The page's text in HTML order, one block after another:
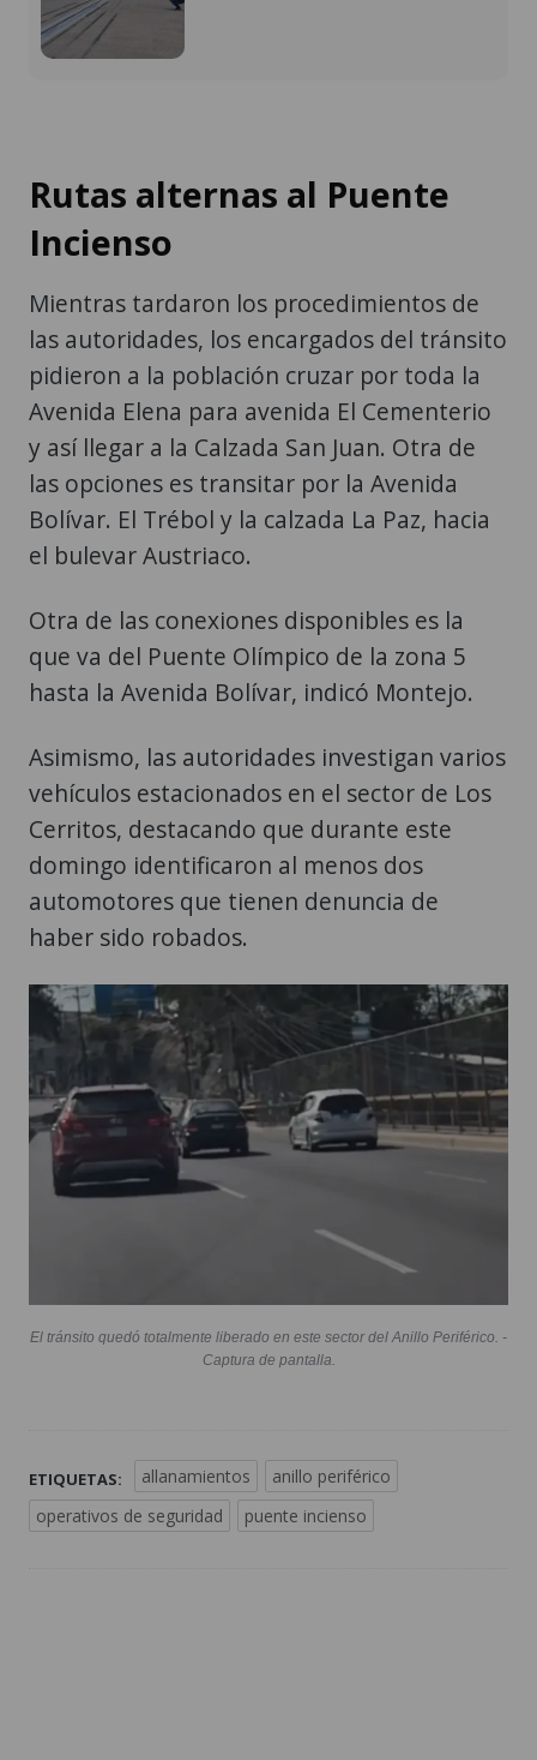
Rutas alternas al Puente
Incienso
Mientras tardaron los procedimientos de
las autoridades, los encargados del tránsito
pidieron a la población cruzar por toda la
Avenida Elena para avenida El Cementerio
y así llegar a la Calzada San Juan. Otra de
las opciones es transitar por la Avenida
Bolívar. El Trébol y la calzada La Paz, hacia
el bulevar Austriaco.
Otra de las conexiones disponibles es la
que va del Puente Olímpico de la zona 5
hasta la Avenida Bolívar, indicó Montejo.
Asimismo, las autoridades investigan varios
vehículos estacionados en el sector de Los
Cerritos, destacando que durante este
domingo identificaron al menos dos
automotores que tienen denuncia de
haber sido robados.
El tránsito quedó totalmente liberado en este sector del Anillo Periférico. -
Captura de pantalla.
ETIQUETAS: allanamientos
anillo periférico
operativos de seguridad
puente incienso